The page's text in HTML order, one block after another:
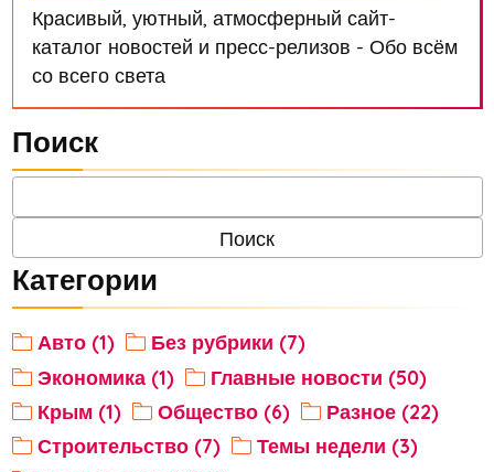
Красивый, уютный, атмосферный сайт-
каталог новостей и пресс-релизов - Обо всём
со всего света
Поиск
Категории
Авто (1)
Без рубрики (7)
Экономика (1)
Главные новости (50)
Крым (1)
Общество (6)
Разное (22)
Строительство (7)
Темы недели (3)